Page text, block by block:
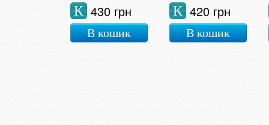
430 грн
К
В кошик
420 грн
К
В кошик